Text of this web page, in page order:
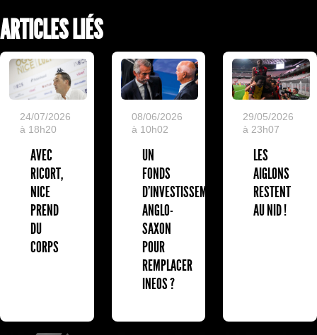
ARTICLES LIÉS
24/07/2026
à 18h20
AVEC
RICORT,
NICE
PREND
DU
CORPS
08/06/2026
à 10h02
UN
FONDS
D'INVESTISSEMENT
ANGLO-
SAXON
POUR
REMPLACER
INEOS ?
29/05/2026
à 23h07
LES
AIGLONS
RESTENT
AU NID !